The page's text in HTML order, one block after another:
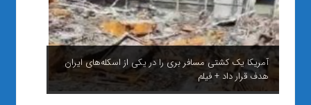
آمریکا یک کشتی مسافر بری را در یکی از اسکله‌های ایران
هدف قرار داد + فیلم